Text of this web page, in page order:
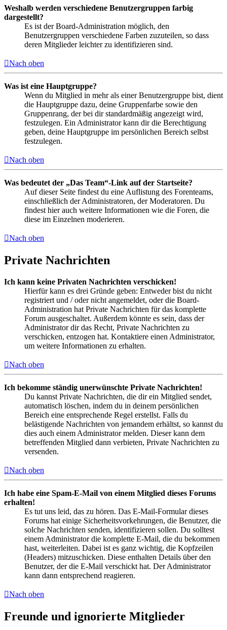
Weshalb werden verschiedene Benutzergruppen farbig
dargestellt?
Es ist der Board-Administration möglich, den
Benutzergruppen verschiedene Farben zuzuteilen, so dass
deren Mitglieder leichter zu identifizieren sind.
Nach oben
Was ist eine Hauptgruppe?
Wenn du Mitglied in mehr als einer Benutzergruppe bist, dient
die Hauptgruppe dazu, deine Gruppenfarbe sowie den
Gruppenrang, der bei dir standardmäßig angezeigt wird,
festzulegen. Ein Administrator kann dir die Berechtigung
geben, deine Hauptgruppe im persönlichen Bereich selbst
festzulegen.
Nach oben
Was bedeutet der „Das Team“-Link auf der Startseite?
Auf dieser Seite findest du eine Auflistung des Forenteams,
einschließlich der Administratoren, der Moderatoren. Du
findest hier auch weitere Informationen wie die Foren, die
diese im Einzelnen moderieren.
Nach oben
Private Nachrichten
Ich kann keine Privaten Nachrichten verschicken!
Hierfür kann es drei Gründe geben: Entweder bist du nicht
registriert und / oder nicht angemeldet, oder die Board-
Administration hat Private Nachrichten für das komplette
Forum ausgeschaltet. Außerdem könnte es sein, dass der
Administrator dir das Recht, Private Nachrichten zu
verschicken, entzogen hat. Kontaktiere einen Administrator,
um weitere Informationen zu erhalten.
Nach oben
Ich bekomme ständig unerwünschte Private Nachrichten!
Du kannst Private Nachrichten, die dir ein Mitglied sendet,
automatisch löschen, indem du in deinem persönlichen
Bereich eine entsprechende Regel erstellst. Falls du
belästigende Nachrichten von jemandem erhältst, so kannst du
dies auch einem Administrator melden. Dieser kann dem
betreffenden Mitglied dann verbieten, Private Nachrichten zu
versenden.
Nach oben
Ich habe eine Spam-E-Mail von einem Mitglied dieses Forums
erhalten!
Es tut uns leid, das zu hören. Das E-Mail-Formular dieses
Forums hat einige Sicherheitsvorkehrungen, die Benutzer, die
solche Nachrichten senden, identifizieren sollen. Du solltest
einem Administrator die komplette E-Mail, die du bekommen
hast, weiterleiten. Dabei ist es ganz wichtig, die Kopfzeilen
(Headers) mitzuschicken. Diese enthalten Details über den
Benutzer, der die E-Mail verschickt hat. Der Administrator
kann dann entsprechend reagieren.
Nach oben
Freunde und ignorierte Mitglieder